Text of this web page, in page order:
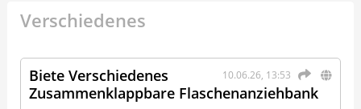
Verschiedenes
10.06.26, 13:53
Biete Verschiedenes
Zusammenklappbare Flaschenanziehbank